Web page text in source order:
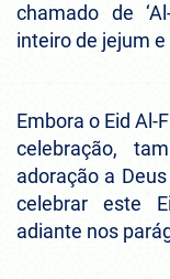
chamado de
inteiro de jejum
Embora o Eid Al-
celebração,
adoração a Deus
celebrar este
adiante nos